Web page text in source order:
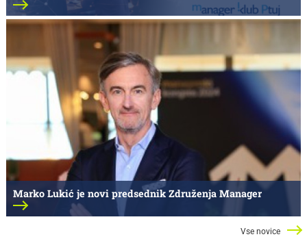
Marko Lukić je novi predsednik Združenja Manager
Vse novice